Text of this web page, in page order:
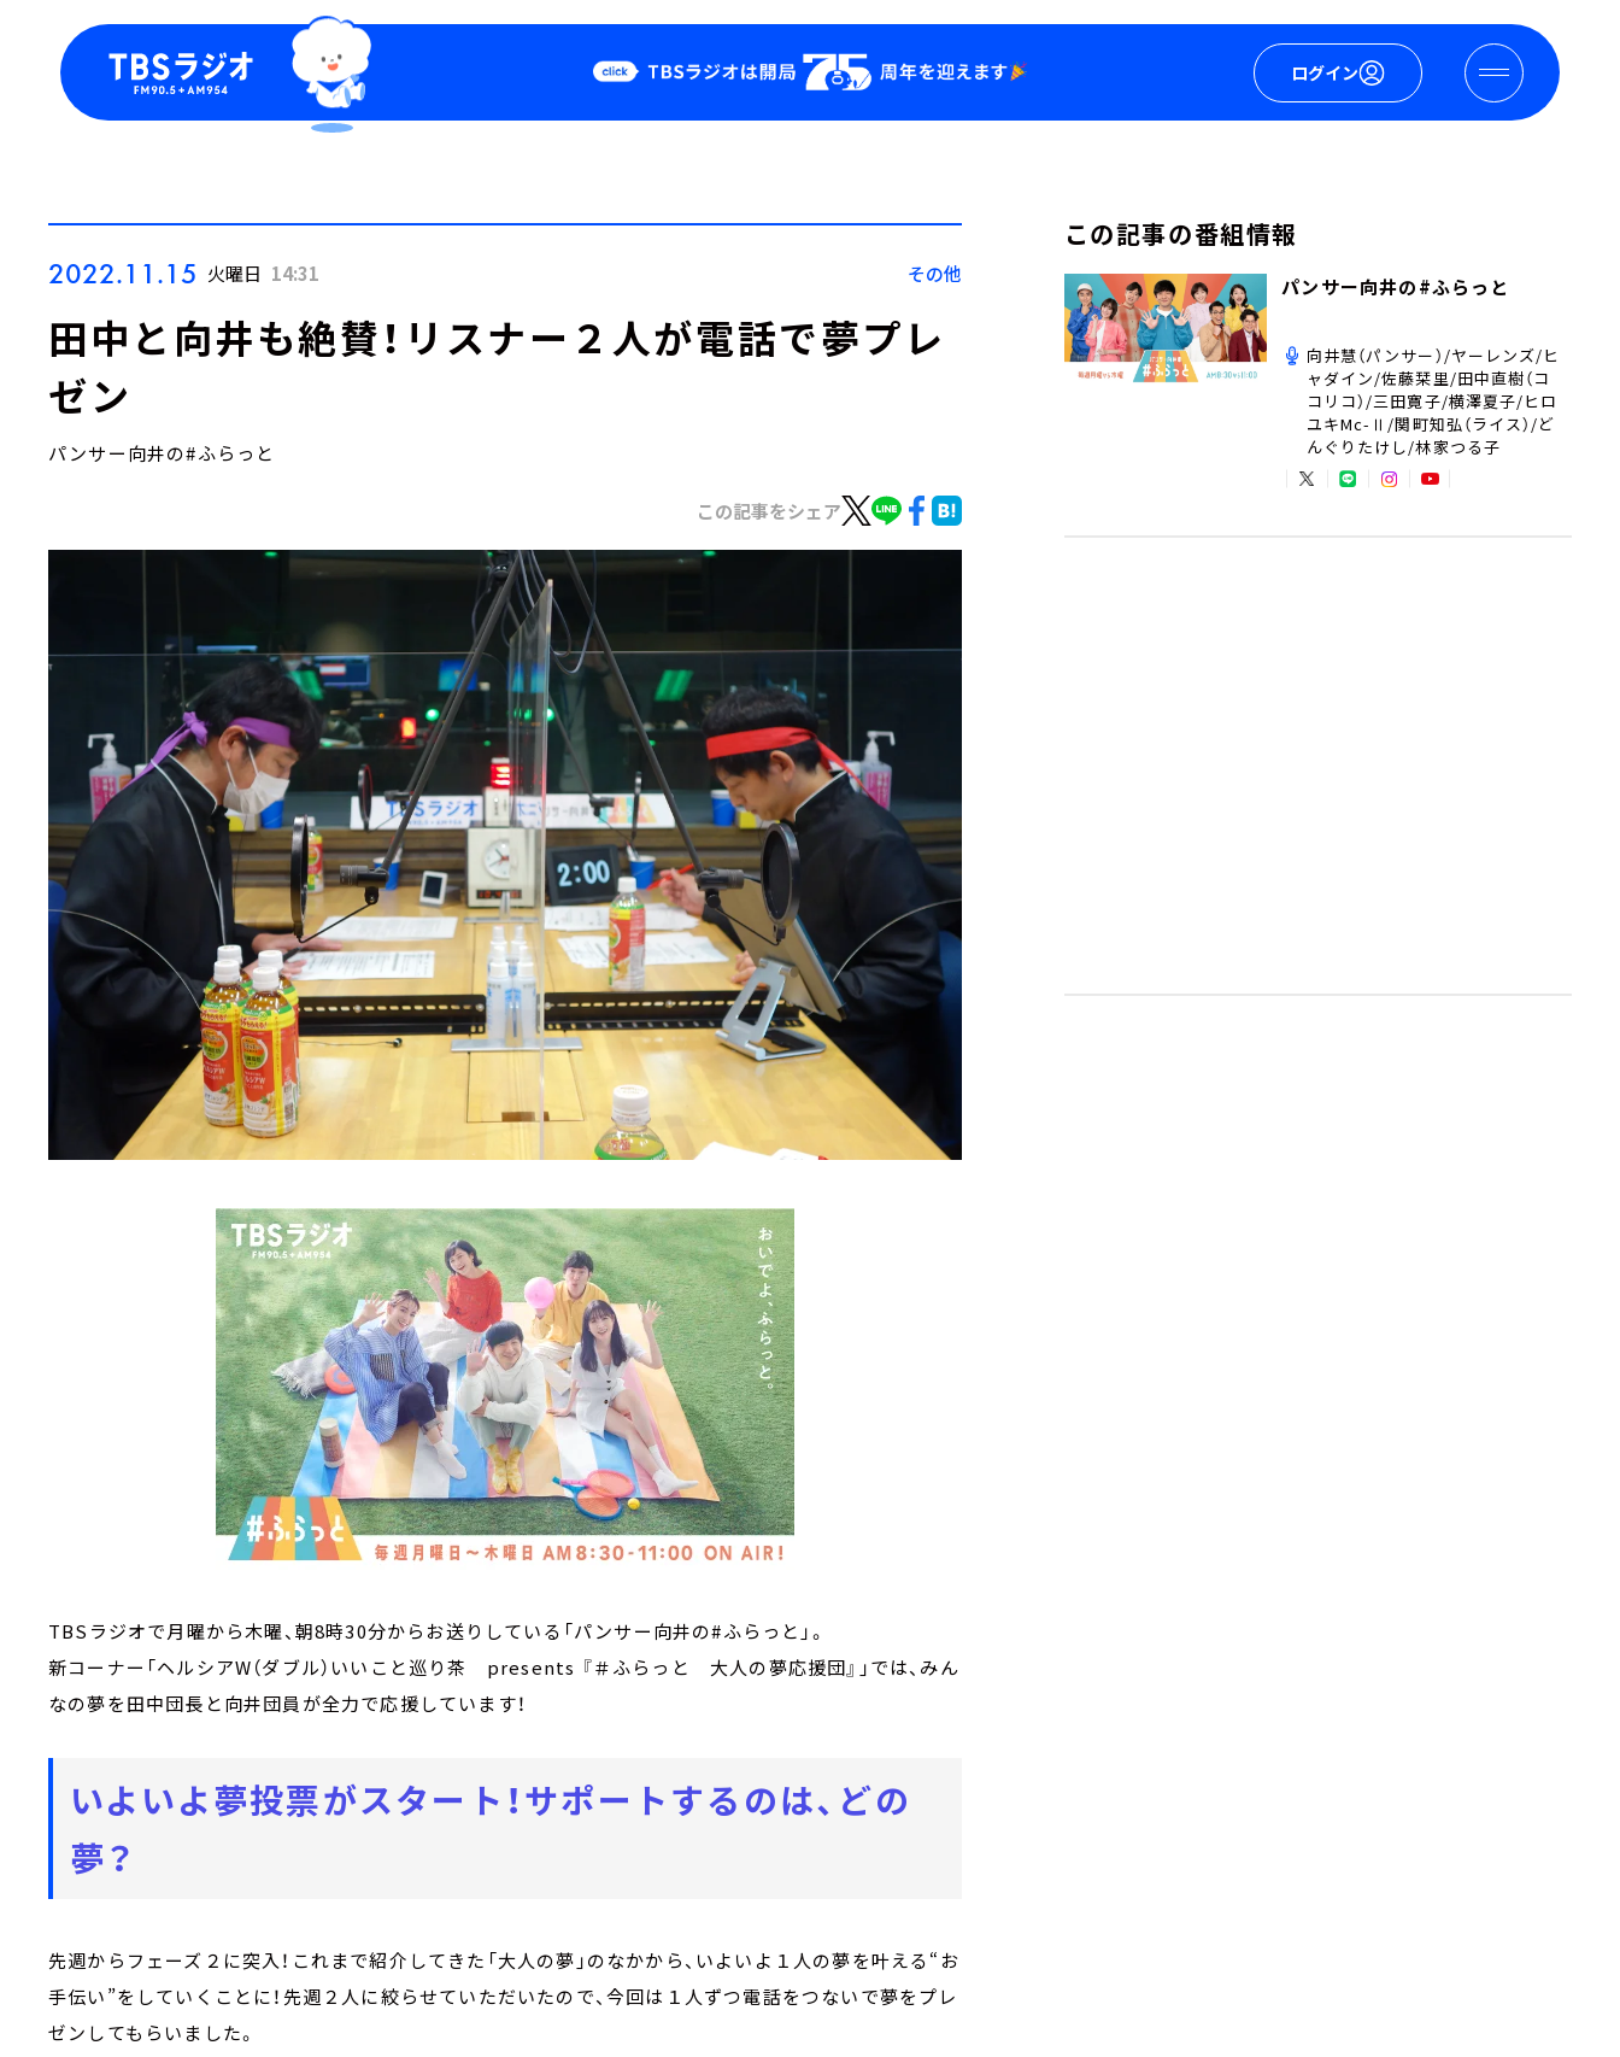
ログイン
Podcast
YouTube
2022.11.15 火曜日 14:31 その他
田中と向井も絶賛！リスナー２人が電話で夢プレ
ゼン
パンサー向井の#ふらっと
この記事をシェア
TBSラジオで月曜から木曜、朝8時30分からお送りしている「パンサー向井の#ふらっと」。
新コーナー「ヘルシアW（ダブル）いいこと巡り茶 presents 『＃ふらっと 大人の夢応援団』」では、みん
なの夢を田中団長と向井団員が全力で応援しています！
いよいよ夢投票がスタート！サポートするのは、どの
夢？
先週からフェーズ２に突入！これまで紹介してきた「大人の夢」のなかから、いよいよ１人の夢を叶える“お
手伝い”をしていくことに！先週２人に絞らせていただいたので、今回は１人ずつ電話をつないで夢をプレ
ゼンしてもらいました。
この記事の番組情報
パンサー向井の#ふらっと
向井慧（パンサー）/ヤーレンズ/ヒ
ャダイン/佐藤栞里/田中直樹（コ
コリコ）/三田寛子/横澤夏子/ヒロ
ユキMc-Ⅱ/関町知弘（ライス）/ど
んぐりたけし/林家つる子